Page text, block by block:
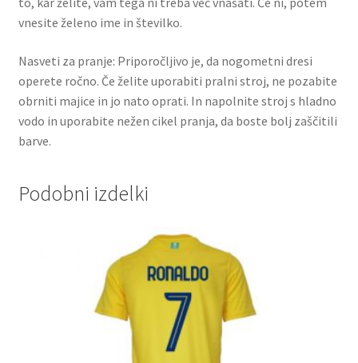
vnesite želeno ime in številko.
Nasveti za pranje: Priporočljivo je, da nogometni dresi
operete ročno. Če želite uporabiti pralni stroj, ne pozabite
obrniti majice in jo nato oprati. In napolnite stroj s hladno
vodo in uporabite nežen cikel pranja, da boste bolj zaščitili
barve.
Podobni izdelki